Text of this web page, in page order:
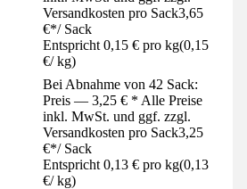
Versandkosten pro Sack3,65
€*/ Sack
Entspricht 0,15 € pro kg(0,15
€/ kg)
Bei Abnahme von 42 Sack:
Preis — 3,25 € * Alle Preise
inkl. MwSt. und ggf. zzgl.
Versandkosten pro Sack3,25
€*/ Sack
Entspricht 0,13 € pro kg(0,13
€/ kg)